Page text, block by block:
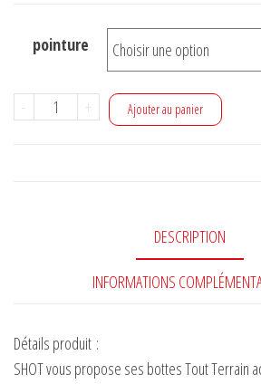
pointure
-
quantité+ Ajouter au panier
DESCRIPTION
INFORMATIONS
Détails produit :
SHOT vous propose ses bottes Tout Terrain